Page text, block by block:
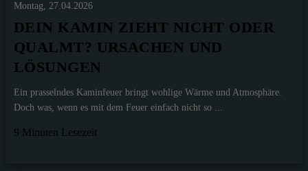
Montag, 27.04.2026
DEIN KAMIN ZIEHT NICHT ODER
QUALMT? URSACHEN UND
LÖSUNGEN
Ein prasselndes Kaminfeuer bringt wohlige Wärme und Atmosphäre.
Doch was, wenn es mit dem Feuer einfach nicht so ...
9 Minuten Lesezeit